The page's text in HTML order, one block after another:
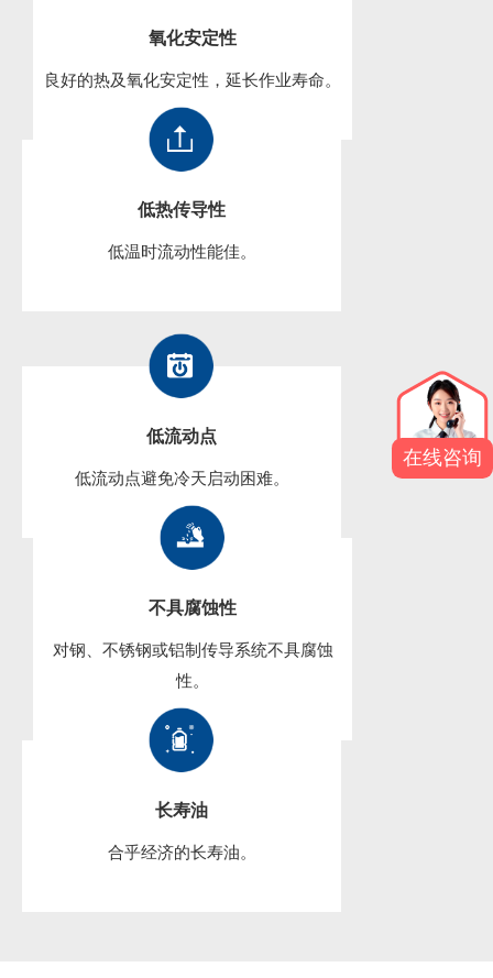
氧化安定性
良好的热及氧化安定性，延长作业寿命。
低热传导性
低温时流动性能佳。
低流动点
低流动点避免冷天启动困难。
不具腐蚀性
对钢、不锈钢或铝制传导系统不具腐蚀
性。
长寿油
合乎经济的长寿油。
在线咨询